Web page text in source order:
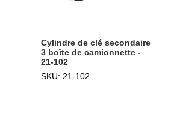
Cylindre de clé secondaire
3 boîte de camionnette -
21-102
SKU: 21-102